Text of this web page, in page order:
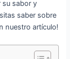
su sabor y
saber sobre
nuestro artículo!